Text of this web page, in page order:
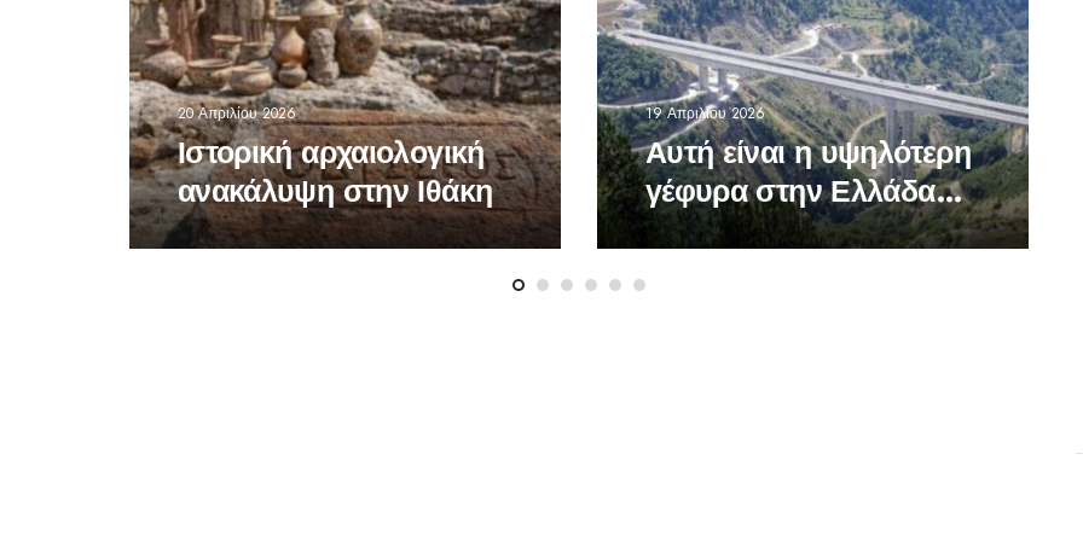
20 Απριλίου 2026
Ιστορική αρχαιολογική
ανακάλυψη στην Ιθάκη
19 Απριλίου 2026
Αυτή είναι η υψηλότερη
γέφυρα στην Ελλάδα
-Σε ποια περιοχή